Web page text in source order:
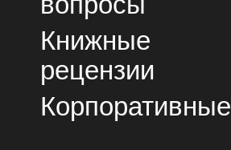
Книжные
рецензии
Корпоративные